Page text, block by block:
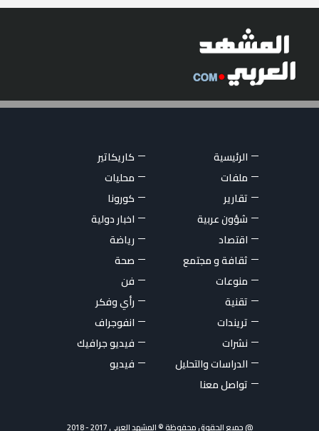
الرئيسية
كاريكاتير
ملفات
محليات
تقارير
كورونا
شؤون عربية
اخبار دولية
اقتصاد
رياضة
ثقافة و مجتمع
صحة
منوعات
فن
تقنية
رأي وفكر
تريندات
انفوجراف
نشرات
فيديو جرافيك
الدراسات والتحليل
فيديو
تواصل معنا
@ جميع الحقوق محفوظة © المشهد العربي 2017 - 2018